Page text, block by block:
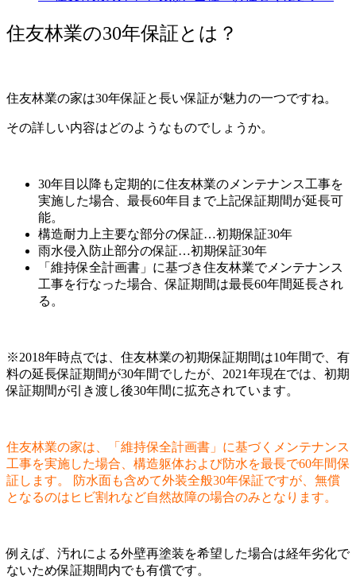
住友林業の30年保証とは？
住友林業の家は30年保証と長い保証が魅力の一つですね。
その詳しい内容はどのようなものでしょうか。
30年目以降も定期的に住友林業のメンテナンス工事を
実施した場合、最長60年目まで上記保証期間が延長可
能。
構造耐力上主要な部分の保証…初期保証30年
雨水侵入防止部分の保証…初期保証30年
「維持保全計画書」に基づき住友林業でメンテナンス
工事を行なった場合、保証期間は最長60年間延長され
る。
※2018年時点では、住友林業の初期保証期間は10年間で、有
料の延長保証期間が30年間でしたが、2021年現在では、初期
保証期間が引き渡し後30年間に拡充されています。
住友林業の家は、「維持保全計画書」に基づくメンテナンス
工事を実施した場合、構造躯体および防水を最長で60年間保
証します。 防水面も含めて外装全般30年保証ですが、無償
となるのはヒビ割れなど自然故障の場合のみとなります。
例えば、汚れによる外壁再塗装を希望した場合は経年劣化で
ないため保証期間内でも有償です。